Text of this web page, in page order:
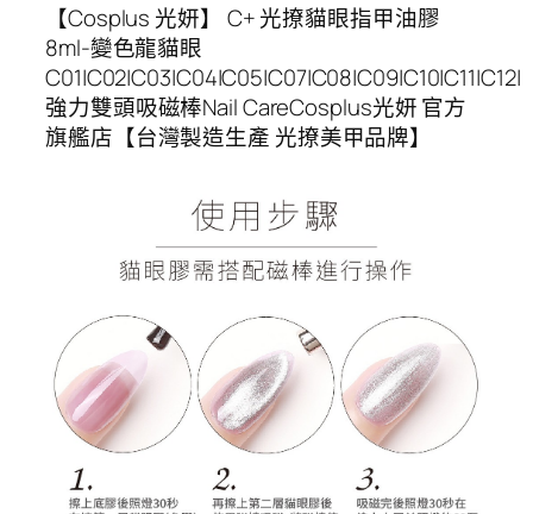
【Cosplus 光妍】 C+ 光撩貓眼指甲油膠
8ml-變色龍貓眼
C01|C02|C03|C04|C05|C07|C08|C09|C10|C11|C12|
強力雙頭吸磁棒Nail CareCosplus光妍 官方
旗艦店【台灣製造生產 光撩美甲品牌】